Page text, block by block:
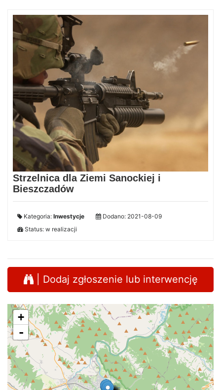
Strzelnica dla Ziemi Sanockiej i
Bieszczadów
Kategoria: Inwestycje
Dodano: 2021-08-09
Status: w realizacji
| Dodaj zgłoszenie lub interwencję
+
-